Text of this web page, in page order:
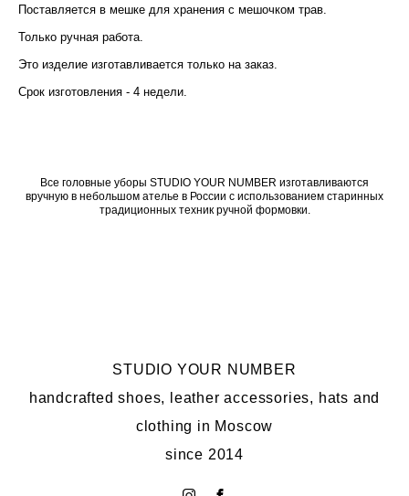
Поставляется в мешке для хранения с мешочком трав.
Только ручная работа.
Это изделие изготавливается только на заказ.
Срок изготовления - 4 недели.
Все головные уборы STUDIO YOUR NUMBER изготавливаются
вручную в небольшом ателье в России с использованием старинных
традиционных техник ручной формовки.
STUDIO YOUR NUMBER
handcrafted shoes, leather accessories, hats and
clothing in Moscow
since 2014